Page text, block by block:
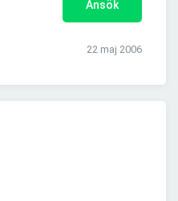
Ansök
22 maj 2006